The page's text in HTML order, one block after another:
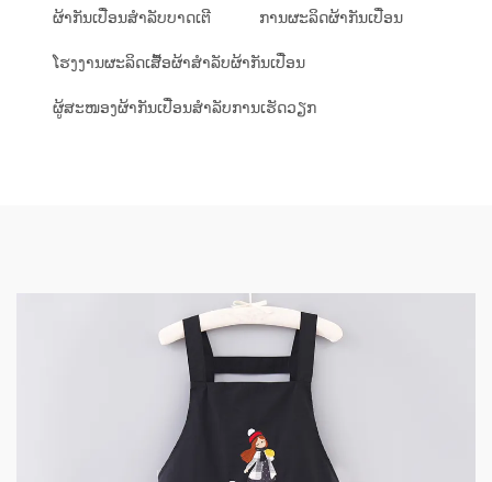
ຜ້າກັນເປື່ອນສຳລັບບາດເຕີ ການຜະລິດຜ້າກັນເປື່ອນ
ໂຮງງານຜະລິດເສື້ອຜ້າສຳລັບຜ້າກັນເປື່ອນ
ຜູ້ສະໜອງຜ້າກັນເປື່ອນສຳລັບການເຮັດວຽກ